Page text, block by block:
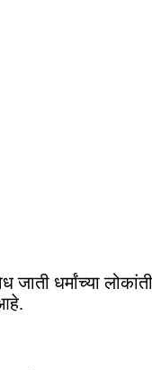
धर्मांच्या